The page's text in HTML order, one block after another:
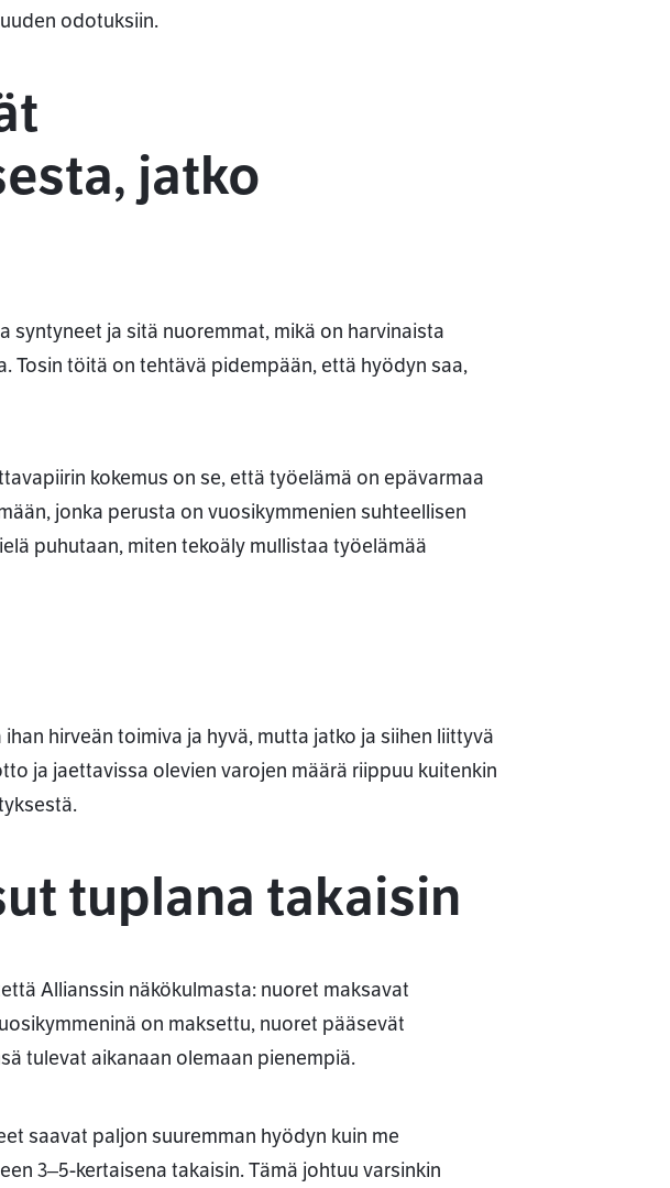
odotuksiin.
jatko
syntyneet ja sitä nuoremmat, mikä on harvinaista
Tosin töitä on tehtävä pidempään, että hyödyn saa,
kokemus on se, että työelämä on epävarmaa
jonka perusta on vuosikymmenien suhteellisen
puhutaan, miten tekoäly mullistaa työelämää
hirveän toimiva ja hyvä, mutta jatko ja siihen liittyvä
ja jaettavissa olevien varojen määrä riippuu kuitenkin
tuplana takaisin
Allianssin näkökulmasta: nuoret maksavat
on maksettu, nuoret pääsevät
tulevat aikanaan olemaan pienempiä.
saavat paljon suuremman hyödyn kuin me
3‒5-kertaisena takaisin. Tämä johtuu varsinkin